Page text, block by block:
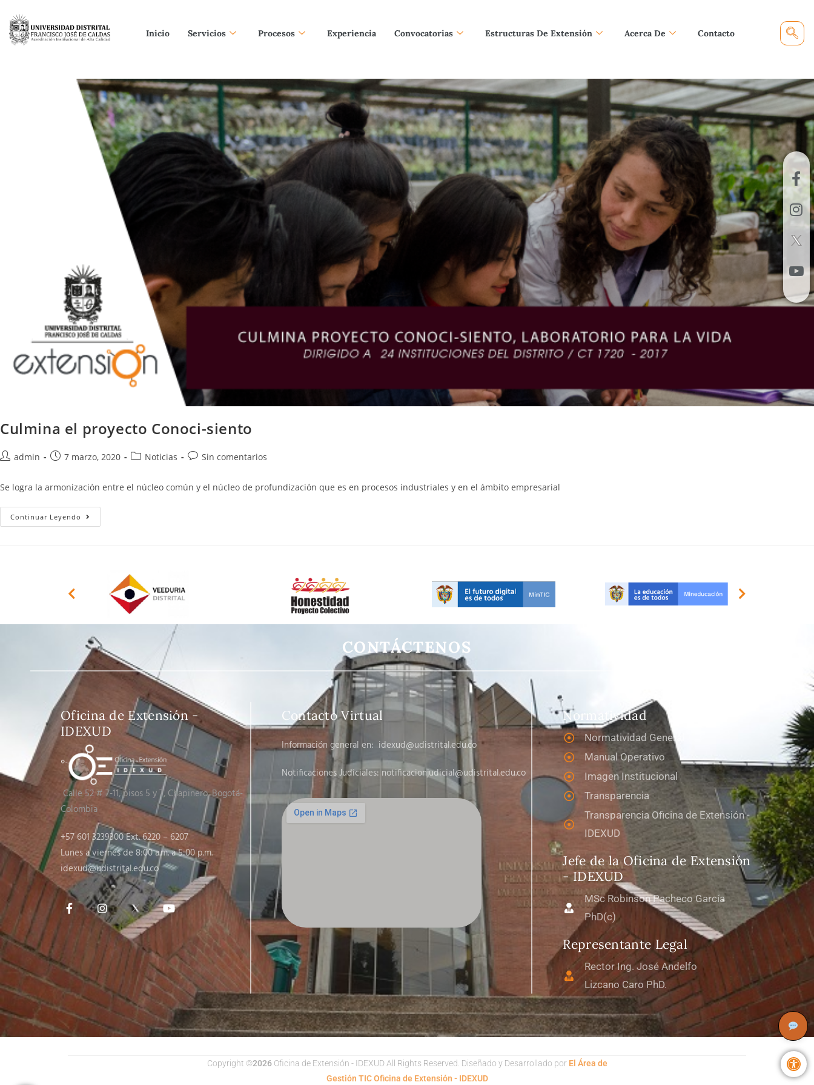
Inicio Servicios Procesos Experiencia Convocatorias Estructuras De Extensión Acerca De Contacto
Culmina el proyecto Conoci-siento
admin 7 marzo, 2020 Noticias Sin comentarios
Se logra la armonización entre el núcleo común y el núcleo de profundización que es en procesos industriales y en el ámbito empresarial
Continuar Leyendo
CONTÁCTENOS
Oficina de Extensión -
IDEXUD
Calle 52 # 7-11, pisos 5 y 7, Chapinero, Bogotá-
Colombia
+57 601 3239300 Ext. 6220 – 6207
Lunes a viernes de 8:00 a.m. a 5:00 p.m.
idexud@udistrital.edu.co
Contacto Virtual
Información general en: idexud@udistrital.edu.co
Notificaciones Judiciales: notificacionjudicial@udistrital.edu.co
Normatividad
Normatividad General
Manual Operativo
Imagen Institucional
Transparencia
Transparencia Oficina de Extensión -
IDEXUD
Jefe de la Oficina de Extensión
- IDEXUD
MSc Robinson Pacheco García
PhD(c)
Representante Legal
Rector Ing. José Andelfo
Lizcano Caro PhD.
Copyright ©2026Oficina de Extensión - IDEXUD All Rights Reserved. Diseñado y Desarrollado por El Área de
Gestión TIC Oficina de Extensión - IDEXUD